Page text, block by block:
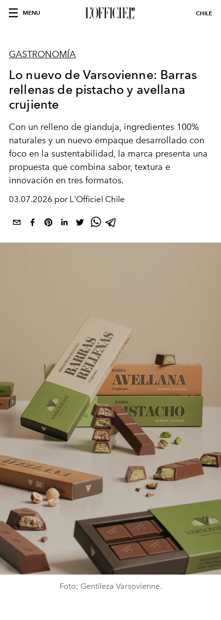
MENU CHILE
GASTRONOMÍA
Lo nuevo de Varsovienne: Barras
rellenas de pistacho y avellana
crujiente
Con un relleno de gianduja, ingredientes 100%
naturales y un nuevo empaque desarrollado con
foco en la sustentabilidad, la marca presenta una
propuesta que combina sabor, textura e
innovación en tres formatos.
03.07.2026 por L'Officiel Chile
Foto: Gentileza Varsovienne.